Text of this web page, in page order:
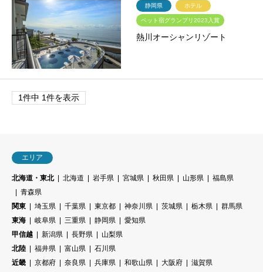
静岡県 ホテル
ペット宿グランプリ2023入賞
熱川オーシャンリゾート
1件中 1件を表示
エリア
北海道・東北 北海道 岩手県 宮城県 秋田県 山形県
福島県
青森県
関東
埼玉県 千葉県 東京都 神奈川県 茨城県 栃木県
群馬県
東海
岐阜県 三重県 静岡県
愛知県
甲信越
新潟県 長野県
山梨県
北陸
福井県 富山県
石川県
近畿
京都府 奈良県 兵庫県 和歌山県 大阪府
滋賀県